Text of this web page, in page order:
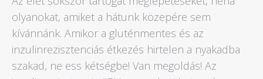
olyanokat, amiket a hátunk közepére sem
kívánnánk. Amikor a gluténmentes és az
inzulinrezisztenciás étkezés hirtelen a nyakadba
szakad, ne ess kétségbe! Van megoldás! Az